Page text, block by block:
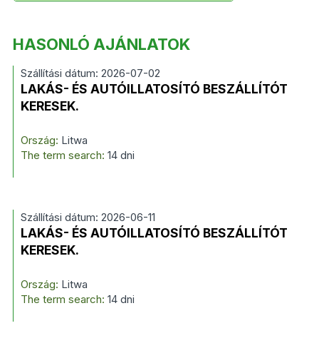
HASONLÓ AJÁNLATOK
Szállítási dátum: 2026-07-02
LAKÁS- ÉS AUTÓILLATOSÍTÓ BESZÁLLÍTÓT
KERESEK.
Ország: Litwa
The term search: 14 dni
Szállítási dátum: 2026-06-11
LAKÁS- ÉS AUTÓILLATOSÍTÓ BESZÁLLÍTÓT
KERESEK.
Ország: Litwa
The term search: 14 dni